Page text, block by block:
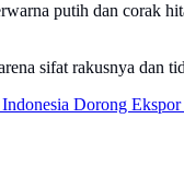
putih dan corak
sifat rakusnya dan
Dorong